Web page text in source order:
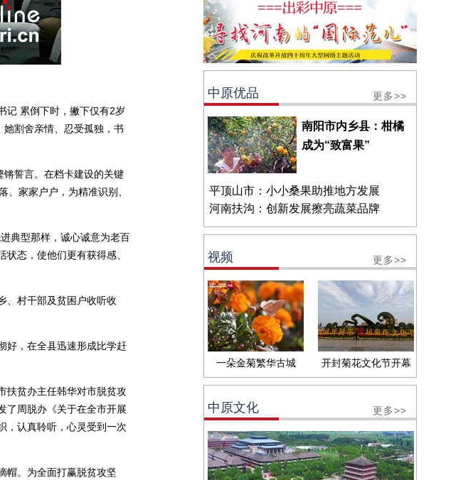
累倒下时，撇下仅有2岁
她割舍亲情、忍受孤独，书
誓言。在档卡建设的关键
家家户户，为精准识别、
典型那样，诚心诚意为老百
态，使他们更有获得感、
村干部及贫困户收听收
，在全县迅速形成比学赶
贫办主任韩华对市脱贫攻
了周脱办《关于在全市开展
，认真聆听，心灵受到一次
。为全面打赢脱贫攻坚
中原优品 更多>>
南阳市内乡县：柑橘
成为“致富果”
平顶山市：小小桑果助推地方发展
河南扶沟：创新发展擦亮蔬菜品牌
视频 更多>>
一朵金菊繁华古城 开封菊花文化节开幕
中原文化 更多>>